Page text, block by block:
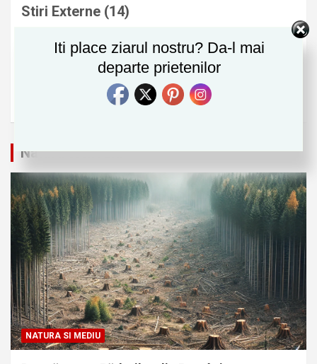
Stiri Externe (14)
Tehnologie(79)
(25)
Uncategorized (5)
Natura si Mediu
NATURA SI MEDIU
Iti place ziarul nostru? Da-l mai
departe prietenilor